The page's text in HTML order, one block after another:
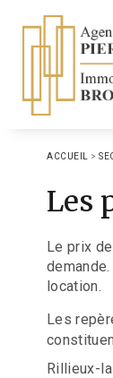
ACCUEIL >
Les
Le prix
location.
Les
Rillieux-